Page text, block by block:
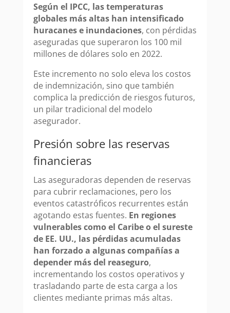
Según el IPCC, las temperaturas
globales más altas han intensificado
huracanes e inundaciones, con pérdidas
aseguradas que superaron los 100 mil
millones de dólares solo en 2022.
Este incremento no solo eleva los costos
de indemnización, sino que también
complica la predicción de riesgos futuros,
un pilar tradicional del modelo
asegurador.
Presión sobre las reservas
financieras
Las aseguradoras dependen de reservas
para cubrir reclamaciones, pero los
eventos catastróficos recurrentes están
agotando estas fuentes. En regiones
vulnerables como el Caribe o el sureste
de EE. UU., las pérdidas acumuladas
han forzado a algunas compañías a
depender más del reaseguro,
incrementando los costos operativos y
trasladando parte de esta carga a los
clientes mediante primas más altas.